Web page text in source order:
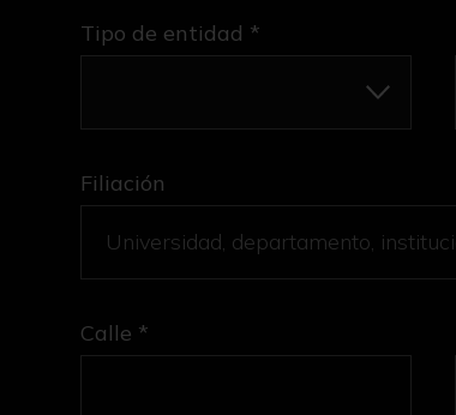
Tipo de entidad *
Filiación
Calle *